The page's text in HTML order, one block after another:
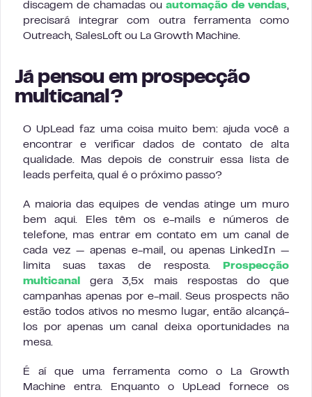
discagem de chamadas ou automação de vendas,
precisará integrar com outra ferramenta como
Outreach, SalesLoft ou La Growth Machine.
Já pensou em prospecção
multicanal?
O UpLead faz uma coisa muito bem: ajuda você a
encontrar e verificar dados de contato de alta
qualidade. Mas depois de construir essa lista de
leads perfeita, qual é o próximo passo?
A maioria das equipes de vendas atinge um muro
bem aqui. Eles têm os e-mails e números de
telefone, mas entrar em contato em um canal de
cada vez — apenas e-mail, ou apenas LinkedIn —
limita suas taxas de resposta.
Prospecção
multicanal
gera 3,5x mais respostas do que
campanhas apenas por e-mail. Seus prospects não
estão todos ativos no mesmo lugar, então alcançá-
los por apenas um canal deixa oportunidades na
mesa.
É aí que uma ferramenta como o La Growth
Machine entra. Enquanto o UpLead fornece os